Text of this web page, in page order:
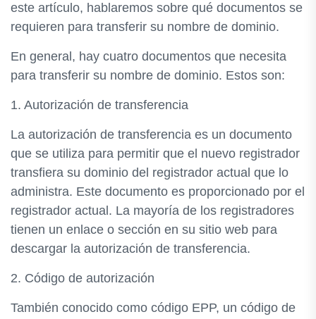
este artículo, hablaremos sobre qué documentos se
requieren para transferir su nombre de dominio.
En general, hay cuatro documentos que necesita
para transferir su nombre de dominio. Estos son:
1. Autorización de transferencia
La autorización de transferencia es un documento
que se utiliza para permitir que el nuevo registrador
transfiera su dominio del registrador actual que lo
administra. Este documento es proporcionado por el
registrador actual. La mayoría de los registradores
tienen un enlace o sección en su sitio web para
descargar la autorización de transferencia.
2. Código de autorización
También conocido como código EPP, un código de